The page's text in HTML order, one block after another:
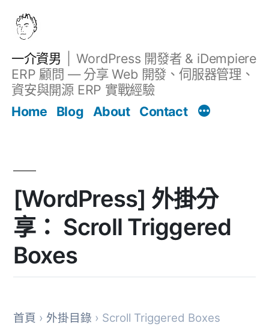
一介資男
WordPress 開發者 & iDempiere
ERP 顧問 — 分享 Web 開發、伺服器管理、
資安與開源 ERP 實戰經驗
Home
Blog About Contact
[WordPress] 外掛分
享： Scroll Triggered
Boxes
首頁 › 外掛目錄 › Scroll Triggered Boxes
文章